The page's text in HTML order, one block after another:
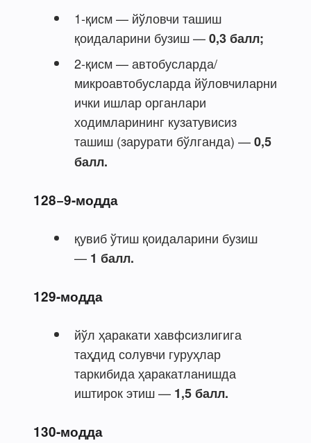
1-қисм — йўловчи ташиш
қоидаларини бузиш —0,3 балл;
2-қисм — автобусларда/
микроавтобусларда йўловчиларни
ички ишлар органлари
ходимларининг кузатувисиз
ташиш (зарурати бўлганда) —0,5
балл.
128−9-модда
қувиб ўтиш қоидаларини бузиш
— 1 балл.
129-модда
йўл ҳаракати хавфсизлигига
таҳдид солувчи гуруҳлар
таркибида ҳаракатланишда
иштирок этиш — 1,5 балл.
130-модда